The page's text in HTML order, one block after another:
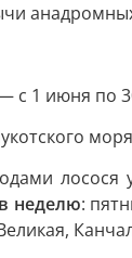
с 1 июня по
неделю: